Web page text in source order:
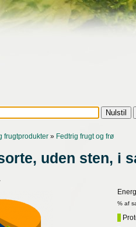
frugtprodukter » Fedtrig frugt og frø
uden sten, i
% af